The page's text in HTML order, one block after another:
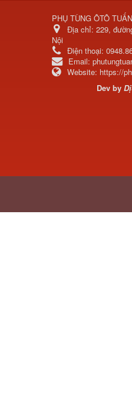
PHỤ TÙNG ÔTÔ
Địa chỉ: 229,
Nội
Điện thoại:
Email:
Website: https://
Dev by